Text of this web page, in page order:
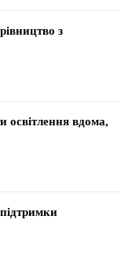
з
освітлення вдома,